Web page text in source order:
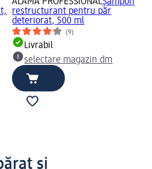
restructurant pentru păr
deteriorat, 500 ml
(9)
Livrabil
selectare magazin dm
și